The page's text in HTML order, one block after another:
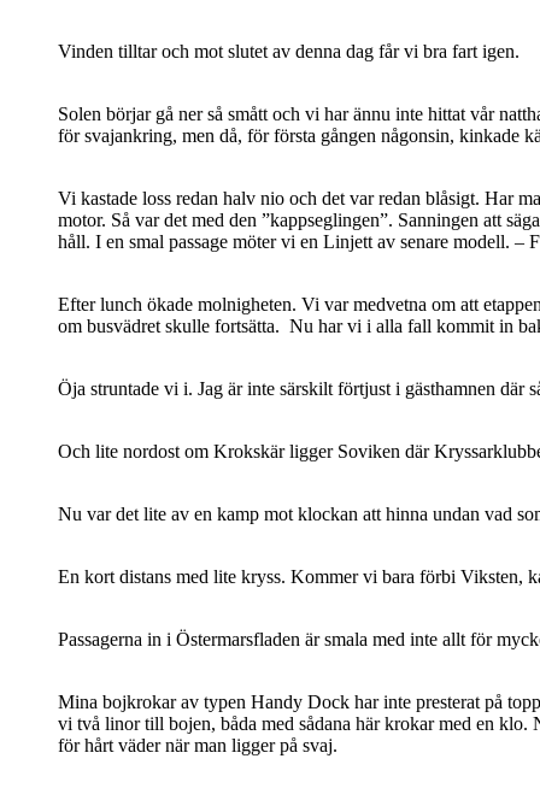
Vinden tilltar och mot slutet av denna dag får vi bra fart igen.
Solen börjar gå ner så smått och vi har ännu inte hittat vår
för svajankring, men då, för första gången någonsin, kinkade
Vi kastade loss redan halv nio och det var redan blåsigt. Har
motor. Så var det med den ”kappseglingen”. Sanningen att
håll. I en smal passage möter vi en Linjett av senare modell. –
Efter lunch ökade molnigheten. Vi var medvetna om att
om busvädret skulle fortsätta. Nu har vi i alla fall kommit in
Öja struntade vi i. Jag är inte särskilt förtjust i gästhamnen där
Och lite nordost om Krokskär ligger Soviken där
Nu var det lite av en kamp mot klockan att hinna undan vad
En kort distans med lite kryss. Kommer vi bara förbi Viksten,
Passagerna in i Östermarsfladen är smala med inte allt för
Mina bojkrokar av typen Handy Dock har inte presterat på
vi två linor till bojen, båda med sådana här krokar med en klo.
för hårt väder när man ligger på svaj.